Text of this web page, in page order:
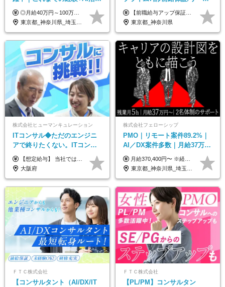
でスキルアップを支援｜残業
月10h｜副業OK
◎月給40万円～100万円＋インセンティブ＋各種手当 ・年収120万〜300万円UPの実績も！ ・平均年収UP率は1.1～1.3倍 ・案件単価100%公開 × 単価連動の給与制度 ・能力等を考慮の上、決定いたします ※試用期間6ヵ月あり（待遇の変更はありません） ※固定残業代（月20～30時間・3万円～8万円）を含みます 《具体的には...》 ・案件単価65万円⇒年収約500万円 ・案件単価80万円⇒年収約600万円 ・案件単価120万円⇒年収約900万円 ＼ AIで生産性5倍になり給与UP ／ ◇案件単価100%公開 × 単価連動の給与制度 ◇年収120万〜300万UPの実績あり 「単価が上がれば、その分しっかり報われる」 そんなシンプルで納得できる評価制度です。 ⚫️年収300万円アップの実績も 参画する案件の単価を全て公開。 給与は単価に連動しているため納得感持って働くことが可能です。 過去には転職しただけで300万円以上アップした方もいます。 現場でAIを活用して成果を出して単価アップにつながったケースが多数！ ・AIツール利用料金全額負担 ・資格取得補助 ・月給保証制度 ・各種手当
東京都_神奈川県_埼玉県_千葉県_大阪府_愛知県_北海道_青森県_岩手県_宮城県_秋田県_山形県_福島県_茨城県_栃木県_群馬県_新潟県_山梨県_長野県_富山県_石川県_福井県_静岡県_岐阜県_三重県_兵庫県_京都府_滋賀県_奈良県_和歌山県_広島県_岡山県_鳥取県_島根県_山口県_徳島県_香川県_愛媛県_高知県_福岡県_熊本県_佐賀県_長崎県_大分県_宮崎県_鹿児島県_沖縄県
ー経験不問/30、40代活躍中/
リモート9割
【前職給与アップ保証あり！ゆくゆくは年収800万以上も可能】 月給45万円～＋インセンティブ ※経験や適性を考慮の上、相談し決定します ※上記には固定残業代（20時間分/4万円～）が含まれます ※20時間を超過した場合は別途全額支給します ※試用期間（3ヶ月間）あり。給与・待遇に差異はございません それはより高度な案件にアサイン＆ 還元率が平均より高めのため、 これまでの給与から大幅にアップする人もいます。
東京都_神奈川県
株式会社ヒューマンキュレーション
ITコンサル◆ただのエンジニ
アで終りたくない。ITコンサ
ル・PMに挑戦出来る！成長中
の次世代IT企業
【想定給与】 当社では、すべてのプロジェクトで受注単価を完全開示。 給与はその単価に連動し、還元率は80％以上を保証しています。 経験・スキル・貢献度に応じて報酬を正当に評価し、前職年収の保証も行っています。 ■正社員 月給35万円以上＋賞与年2回（みなし残業20h分含む） ◇試用期間は3ヶ月（期間中の待遇に変更なし） ◇みなし残業は案件先によって異なります。詳細は面談にてご説明致します。 ※経験・スキルを考慮し優遇 年収例： ・29歳女性／年収700万円（開発→上流転向） ・38歳男性／年収1,100万円（PMO・マネジメント） ・47歳男性／年収1,300万円（ITコンサル・高裁量案件）
大阪府
株式会社フェローシップ
PMO｜リモート案件89.2%｜
AI／DX案件多数｜月給37万円
～｜300万円の年収UP事例有
｜PMO経験不問
月給370,400円〜 ※経験やスキルを考慮し、決定いたします ※上記金額には固定残業代（30時間分/70,400円～）を含みます。超過分は別途全額支給いたします ※試用期間6カ月あり（期間中の給与・待遇に差異はありません） ★想定年収4,444,800円～ ★50万円～300万円の年収UP事例があります！
東京都_神奈川県_埼玉県_千葉県
ＦＴＣ株式会社
【コンサルタント（AI/DX/IT
ＦＴＣ株式会社
【PL/PM】コンサルタン